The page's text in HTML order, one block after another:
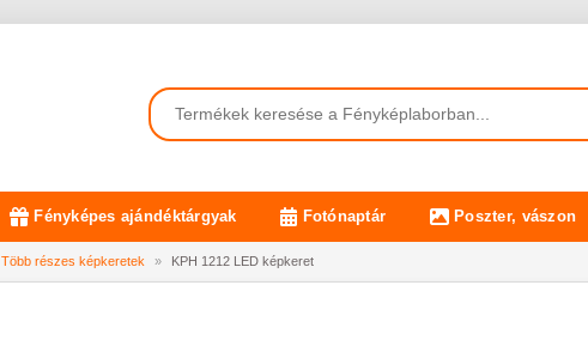
Fényképes ajándéktárgyak Fotónaptár Poszter, vászon
Több részes képkeretek » KPH 1212 LED képkeret